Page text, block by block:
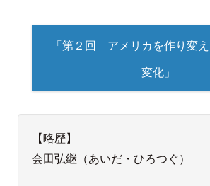
「第２回 アメリカを作り変
変化」
【略歴】
会田弘継（あいだ・ひろつぐ）